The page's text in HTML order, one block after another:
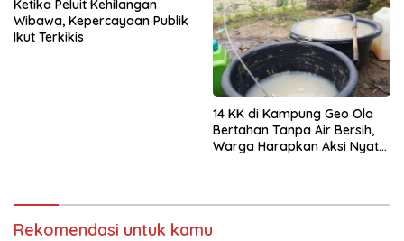
Ketika Peluit Kehilangan
Wibawa, Kepercayaan Publik
Ikut Terkikis
14 KK di Kampung Geo Ola
Bertahan Tanpa Air Bersih,
Warga Harapkan Aksi Nyata
Rekomendasi untuk kamu